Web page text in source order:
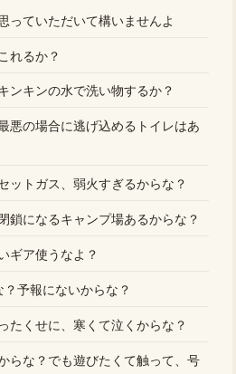
っていただいて構いませんよ
れるか？
ンキンの水で洗い物するか？
悪の場合に逃げ込めるトイレはあ
ットガス、弱火すぎるからな？
鎖になるキャンプ場あるからな？
ギア使うなよ？
予報にないからな？
たくせに、寒くて泣くからな？
らな？でも遊びたくて触って、号